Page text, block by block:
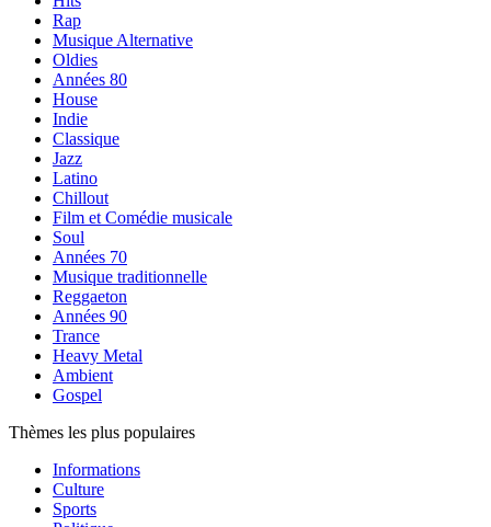
Rap
Musique Alternative
Oldies
Années 80
House
Indie
Classique
Jazz
Latino
Chillout
Film et Comédie musicale
Soul
Années 70
Musique traditionnelle
Reggaeton
Années 90
Trance
Heavy Metal
Ambient
Gospel
Thèmes les plus populaires
Informations
Culture
Sports